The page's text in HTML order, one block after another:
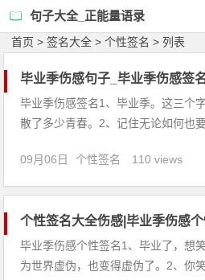
句子大全_正能量语录
首页 >签名大全 >个性签名 > 列表
毕业季伤感句子_毕业季伤感签
毕业季伤感签名1、毕业季。这三个
散了多少青春。2、记住无论如何也
淀，那薄薄的底片随着岁月褪色，也
痛没痛，只有自己才知道，变没变
09月06日 个性签名 110 views
个性签名大全伤感|毕业季伤感
毕业季伤感个性签名1、毕业了，想
为世界虚伪，也变得虚伪了。2、你